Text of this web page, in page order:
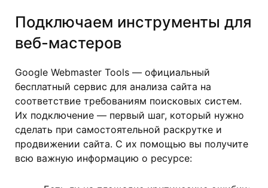
Подключаем инструменты для
веб-мастеров
Google Webmaster Tools — официальный
бесплатный сервис для анализа сайта на
соответствие требованиям поисковых систем.
Их подключение — первый шаг, который нужно
сделать при самостоятельной раскрутке и
продвижении сайта. С их помощью вы получите
всю важную информацию о ресурсе: